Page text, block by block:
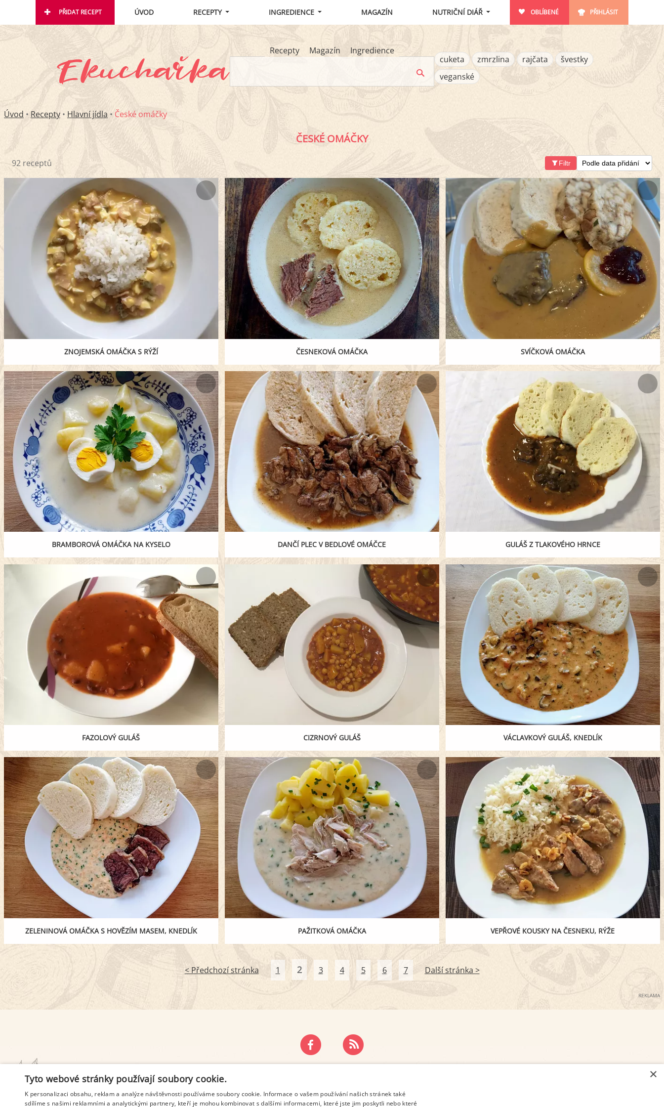
PŘIDAT RECEPT ÚVOD RECEPTY INGREDIENCE MAGAZÍN NUTRIČNÍ DIÁŘ OBLÍBENÉ PŘIHLÁSIT
Recepty Magazín
Ingredience
cuketa
zmrzlina rajčata
švestky
veganské
Úvod • Recepty • Hlavní jídla • České omáčky
ČESKÉ OMÁČKY
92 receptů Filtr
ZNOJEMSKÁ OMÁČKA S RÝŽÍ ČESNEKOVÁ OMÁČKA SVÍČKOVÁ OMÁČKA
BRAMBOROVÁ OMÁČKA NA KYSELO DANČÍ PLEC V BEDLOVÉ OMÁČCE GULÁŠ Z TLAKOVÉHO HRNCE
FAZOLOVÝ GULÁŠ CIZRNOVÝ GULÁŠ VÁCLAVKOVÝ GULÁŠ, KNEDLÍK
ZELENINOVÁ OMÁČKA S HOVĚZÍM MASEM, KNEDLÍK PAŽITKOVÁ OMÁČKA VEPŘOVÉ KOUSKY NA ČESNEKU, RÝŽE
< Předchozí stránka 1 2 3 4 5 6 7 Další stránka >
REKLAMA
PODMÍNKY UŽITÍ ZÁSADY OCHRANY OSOBNÍCH ÚDAJŮ ×
Tyto webové stránky používají soubory cookie.
K personalizaci obsahu, reklam a analýze návštěvnosti používáme soubory cookie. Informace o vašem používání našich stránek také
sdílíme s našimi reklamními a analytickými partnery, kteří je mohou kombinovat s dalšími informacemi, které jste jim poskytli nebo které